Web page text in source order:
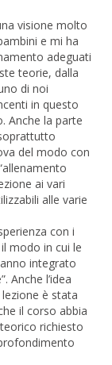
visione molto
e mi ha
adeguati
teorie, dalla
di noi
in questo
Anche la parte
del modo con
ai vari
alle varie
con i
modo in cui le
integrato
Anche l’idea
è stata
il corso abbia
richiesto